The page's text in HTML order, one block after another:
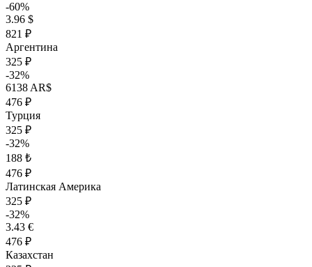
-60%
3.96 $
821 ₽
Аргентина
325 ₽
-32%
6138 AR$
476 ₽
Турция
325 ₽
-32%
188 ₺
476 ₽
Латинская Америка
325 ₽
-32%
3.43 €
476 ₽
Казахстан